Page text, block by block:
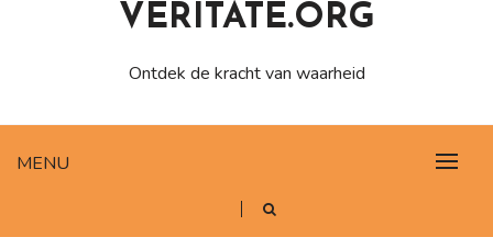
MENU
VERITATE.ORG
Ontdek de kracht van waarheid